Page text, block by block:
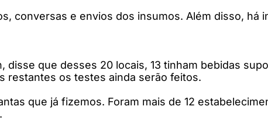
conversas e envios dos insumos. Além disso, há
disse que desses 20 locais, 13 tinham bebidas
restantes os testes ainda serão feitos.
que já fizemos. Foram mais de 12